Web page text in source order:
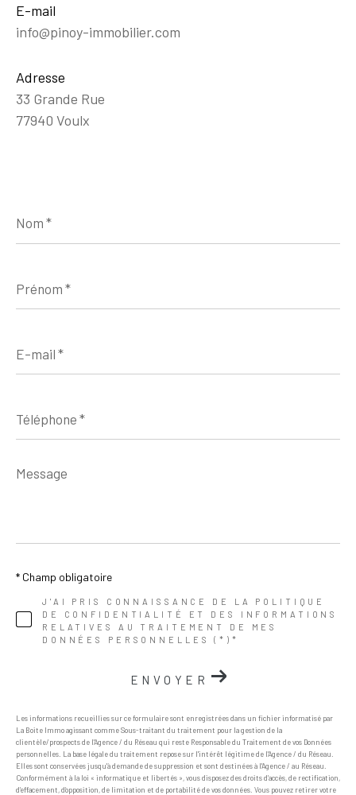
E-mail
info@pinoy-immobilier.com
Adresse
33 Grande Rue
77940 Voulx
*
*
mail
*
*
Message
*
J'AI PRIS CONNAISSANCE DE LA POLITIQUE
DE CONFIDENTIALITÉ ET DES INFORMATIONS
RELATIVES AU TRAITEMENT DE MES
DONNÉES PERSONNELLES (*)*
* Champ obligatoire
ENVOYER
Les informations recueillies sur ce formulaire sont enregistrées dans un fichier informatisé par
La Boite Immo agissant comme Sous-traitant du traitement pour la gestion de la
clientèle/prospects de l'Agence / du Réseau qui reste Responsable du Traitement de vos Données
personnelles. La base légale du traitement repose sur l'intérêt légitime de l'Agence / du Réseau.
Elles sont conservées jusqu'à demande de suppression et sont destinées à l'Agence / au Réseau.
Conformément à la loi « informatique et libertés », vous disposez des droits d’accès, de rectification,
d’effacement, d’opposition, de limitation et de portabilité de vos données. Vous pouvez retirer votre